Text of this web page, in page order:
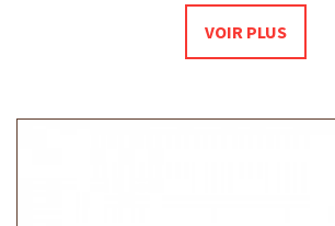
VOIR PLUS